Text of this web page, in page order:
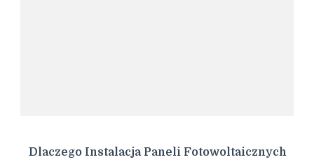
Dlaczego Instalacja Paneli Fotowoltaicznych